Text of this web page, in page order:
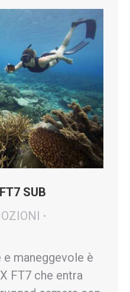
SUB
maneggevole è
FT7 che entra